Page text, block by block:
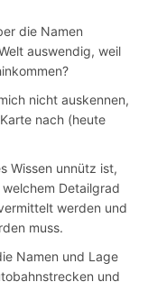
die Namen
auswendig, weil
nicht auskennen,
nach (heute
Wissen unnütz ist,
Detailgrad
werden und
muss.
Namen und Lage
und